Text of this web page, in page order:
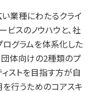
業種にわたるクライ
スのノウハウと、社
グラムを体系化した
団体向けの2種類のプ
ストを目指す方が自
を行うためのコアスキ